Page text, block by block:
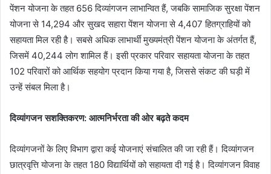
पेंशन योजना के तहत 656 दिव्यांगजन लाभान्वित हैं, जबकि सामाजिक सुरक्षा पेंशन
योजना से 14,294 और सुखद सहारा पेंशन योजना से 4,407 हितग्राहियों को
सहायता मिल रही है। सबसे अधिक लाभार्थी मुख्यमंत्री पेंशन योजना के अंतर्गत हैं,
जिसमें 40,244 लोग शामिल हैं। इसी प्रकार परिवार सहायता योजना के तहत
102 परिवारों को आर्थिक सहयोग प्रदान किया गया है, जिससे संकट की घड़ी में
उन्हें संबल मिला है।
दिव्यांगजन सशक्तिकरण: आत्मनिर्भरता की ओर बढ़ते कदम
दिव्यांगजनों के लिए विभाग द्वारा कई योजनाएं संचालित की जा रही हैं। दिव्यांगजन
छात्रवृत्ति योजना के तहत 180 विद्यार्थियों को सहायता दी गई है। दिव्यांगजन विवाह